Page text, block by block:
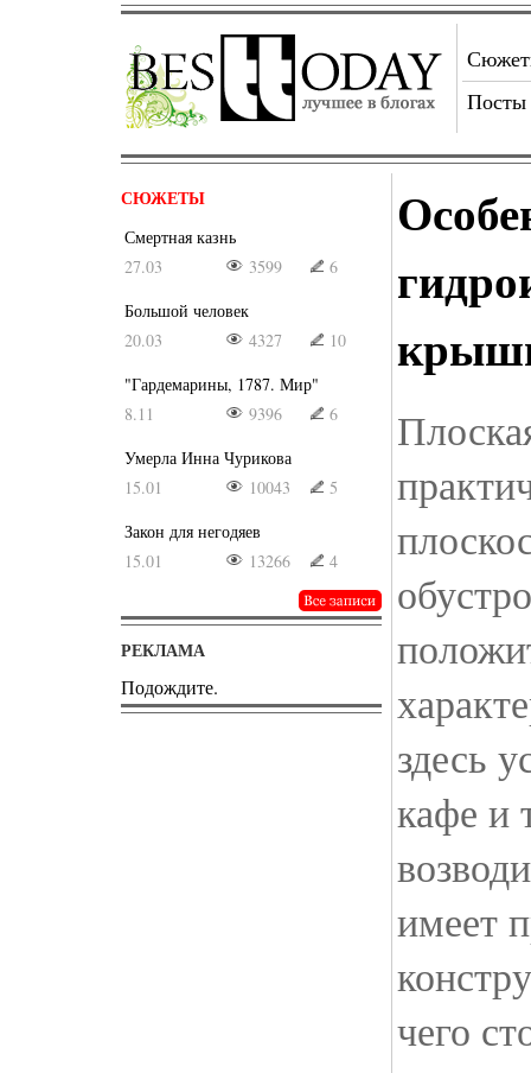
Посты
СЮЖЕТЫ
Смертная казнь
27.03
3599
6
Большой человек
20.03
4327
10
"Гардемарины, 1787. Мир"
8.11
9396
6
Умерла Инна Чурикова
15.01
10043
5
Закон для негодяев
15.01
13266 4
РЕКЛАМА
Подождите.
здесь
кафе и
имеет
чего